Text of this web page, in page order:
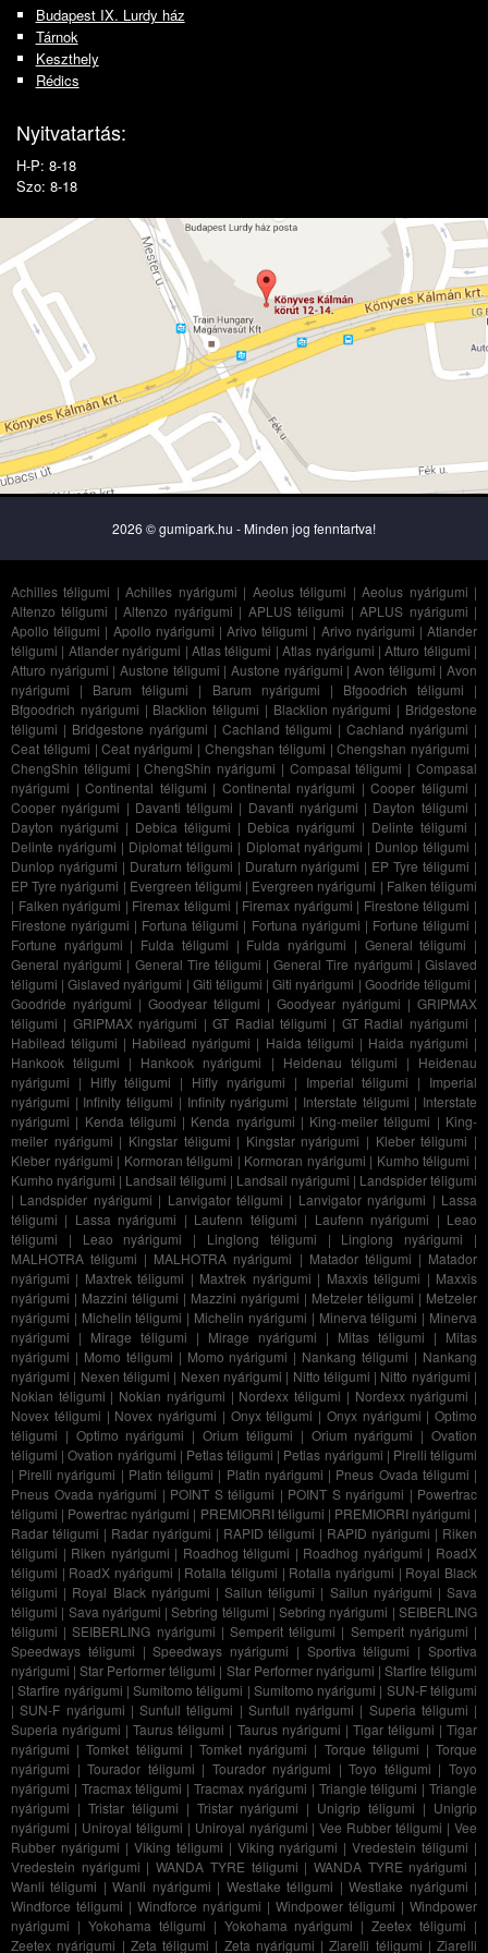
Budapest IX. Lurdy ház
Tárnok
Keszthely
Rédics
Nyitvatartás:
H-P: 8-18
Szo: 8-18
2026 © gumipark.hu - Minden jog fenntartva!
Achilles téligumi |Achilles nyárigumi | Aeolus téligumi |Aeolus nyárigumi |
Altenzo téligumi |Altenzo nyárigumi | APLUS téligumi |APLUS nyárigumi |
Apollo téligumi | Apollo nyárigumi |Arivo téligumi | Arivo nyárigumi |Atlander
téligumi | Atlander nyárigumi | Atlas téligumi |Atlas nyárigumi |Atturo téligumi |
Atturo nyárigumi |Austone téligumi |Austone nyárigumi |Avon téligumi |Avon
nyárigumi | Barum téligumi | Barum nyárigumi | Bfgoodrich téligumi |
Bfgoodrich nyárigumi | Blacklion téligumi | Blacklion nyárigumi | Bridgestone
téligumi | Bridgestone nyárigumi | Cachland téligumi | Cachland nyárigumi |
Ceat téligumi |Ceat nyárigumi | Chengshan téligumi |Chengshan nyárigumi |
ChengShin téligumi |ChengShin nyárigumi | Compasal téligumi |Compasal
nyárigumi | Continental téligumi | Continental nyárigumi | Cooper téligumi |
Cooper nyárigumi | Davanti téligumi | Davanti nyárigumi | Dayton téligumi |
Dayton nyárigumi | Debica téligumi | Debica nyárigumi | Delinte téligumi |
Delinte nyárigumi | Diplomat téligumi | Diplomat nyárigumi | Dunlop téligumi |
Dunlop nyárigumi | Duraturn téligumi | Duraturn nyárigumi | EP Tyre téligumi |
EP Tyre nyárigumi | Evergreen téligumi | Evergreen nyárigumi | Falken téligumi
| Falken nyárigumi | Firemax téligumi | Firemax nyárigumi | Firestone téligumi |
Firestone nyárigumi | Fortuna téligumi | Fortuna nyárigumi | Fortune téligumi |
Fortune nyárigumi | Fulda téligumi | Fulda nyárigumi | General téligumi |
General nyárigumi | General Tire téligumi |General Tire nyárigumi |Gislaved
téligumi |Gislaved nyárigumi | Giti téligumi |Giti nyárigumi | Goodride téligumi |
Goodride nyárigumi | Goodyear téligumi | Goodyear nyárigumi | GRIPMAX
téligumi | GRIPMAX nyárigumi |GT Radial téligumi | GT Radial nyárigumi |
Habilead téligumi | Habilead nyárigumi | Haida téligumi | Haida nyárigumi |
Hankook téligumi | Hankook nyárigumi | Heidenau téligumi | Heidenau
nyárigumi | Hifly téligumi | Hifly nyárigumi | Imperial téligumi | Imperial
nyárigumi | Infinity téligumi | Infinity nyárigumi | Interstate téligumi | Interstate
nyárigumi | Kenda téligumi | Kenda nyárigumi | King-meiler téligumi | King-
meiler nyárigumi | Kingstar téligumi | Kingstar nyárigumi | Kleber téligumi |
Kleber nyárigumi | Kormoran téligumi | Kormoran nyárigumi | Kumho téligumi |
Kumho nyárigumi | Landsail téligumi | Landsail nyárigumi | Landspider téligumi
| Landspider nyárigumi | Lanvigator téligumi | Lanvigator nyárigumi | Lassa
téligumi | Lassa nyárigumi | Laufenn téligumi | Laufenn nyárigumi | Leao
téligumi | Leao nyárigumi | Linglong téligumi | Linglong nyárigumi |
MALHOTRA téligumi | MALHOTRA nyárigumi | Matador téligumi | Matador
nyárigumi | Maxtrek téligumi | Maxtrek nyárigumi | Maxxis téligumi | Maxxis
nyárigumi | Mazzini téligumi | Mazzini nyárigumi | Metzeler téligumi | Metzeler
nyárigumi | Michelin téligumi | Michelin nyárigumi | Minerva téligumi | Minerva
nyárigumi | Mirage téligumi | Mirage nyárigumi | Mitas téligumi | Mitas
nyárigumi | Momo téligumi | Momo nyárigumi | Nankang téligumi | Nankang
nyárigumi | Nexen téligumi | Nexen nyárigumi | Nitto téligumi | Nitto nyárigumi |
Nokian téligumi | Nokian nyárigumi | Nordexx téligumi | Nordexx nyárigumi |
Novex téligumi | Novex nyárigumi | Onyx téligumi | Onyx nyárigumi | Optimo
téligumi | Optimo nyárigumi |Orium téligumi | Orium nyárigumi |Ovation
téligumi |Ovation nyárigumi | Petlas téligumi | Petlas nyárigumi | Pirelli téligumi
| Pirelli nyárigumi | Platin téligumi | Platin nyárigumi | Pneus Ovada téligumi |
Pneus Ovada nyárigumi | POINT S téligumi | POINT S nyárigumi | Powertrac
téligumi | Powertrac nyárigumi | PREMIORRI téligumi | PREMIORRI nyárigumi |
Radar téligumi | Radar nyárigumi | RAPID téligumi | RAPID nyárigumi | Riken
téligumi | Riken nyárigumi | Roadhog téligumi | Roadhog nyárigumi | RoadX
téligumi | RoadX nyárigumi | Rotalla téligumi | Rotalla nyárigumi | Royal Black
téligumi | Royal Black nyárigumi |Sailun téligumi | Sailun nyárigumi |Sava
téligumi | Sava nyárigumi |Sebring téligumi |Sebring nyárigumi |SEIBERLING
téligumi |SEIBERLING nyárigumi |Semperit téligumi | Semperit nyárigumi |
Speedways téligumi |Speedways nyárigumi | Sportiva téligumi |Sportiva
nyárigumi |Star Performer téligumi | Star Performer nyárigumi | Starfire téligumi
|Starfire nyárigumi |Sumitomo téligumi | Sumitomo nyárigumi | SUN-F téligumi
|SUN-F nyárigumi | Sunfull téligumi | Sunfull nyárigumi | Superia téligumi |
Superia nyárigumi |Taurus téligumi | Taurus nyárigumi | Tigar téligumi |Tigar
nyárigumi |Tomket téligumi | Tomket nyárigumi | Torque téligumi |Torque
nyárigumi |Tourador téligumi | Tourador nyárigumi |Toyo téligumi |Toyo
nyárigumi | Tracmax téligumi |Tracmax nyárigumi | Triangle téligumi |Triangle
nyárigumi | Tristar téligumi | Tristar nyárigumi | Unigrip téligumi | Unigrip
nyárigumi | Uniroyal téligumi | Uniroyal nyárigumi |Vee Rubber téligumi |Vee
Rubber nyárigumi | Viking téligumi | Viking nyárigumi |Vredestein téligumi |
Vredestein nyárigumi |WANDA TYRE téligumi | WANDA TYRE nyárigumi |
Wanli téligumi |Wanli nyárigumi | Westlake téligumi |Westlake nyárigumi |
Windforce téligumi | Windforce nyárigumi | Windpower téligumi | Windpower
nyárigumi | Yokohama téligumi | Yokohama nyárigumi |Zeetex téligumi |
Zeetex nyárigumi | Zeta téligumi | Zeta nyárigumi |Ziarelli téligumi | Ziarelli